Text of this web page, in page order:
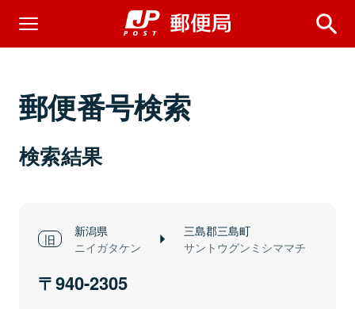
郵便番号検索
検索結果
新潟県
ニイガタケン
三島郡三島町
サントウグンミシママチ
940-2305